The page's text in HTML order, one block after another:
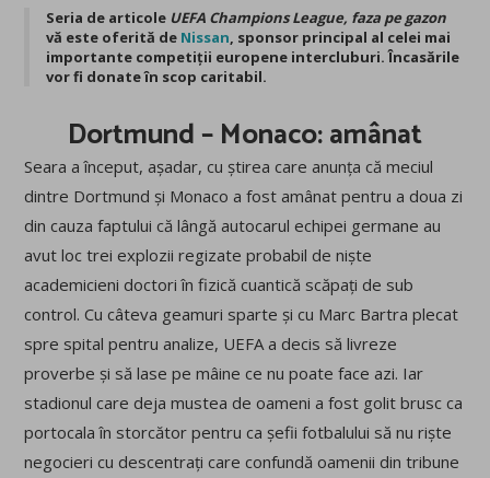
Seria de articole UEFA Champions League, faza pe gazon
vă este oferită de Nissan, sponsor principal al celei mai
importante competiții europene intercluburi. Încasările
vor fi donate în scop caritabil.
Dortmund – Monaco: amânat
Seara a început, așadar, cu știrea care anunța că meciul
dintre Dortmund și Monaco a fost amânat pentru a doua zi
din cauza faptului că lângă autocarul echipei germane au
avut loc trei explozii regizate probabil de niște
academicieni doctori în fizică cuantică scăpați de sub
control. Cu câteva geamuri sparte și cu Marc Bartra plecat
spre spital pentru analize, UEFA a decis să livreze
proverbe și să lase pe mâine ce nu poate face azi. Iar
stadionul care deja mustea de oameni a fost golit brusc ca
portocala în storcător pentru ca șefii fotbalului să nu riște
negocieri cu descentrați care confundă oamenii din tribune